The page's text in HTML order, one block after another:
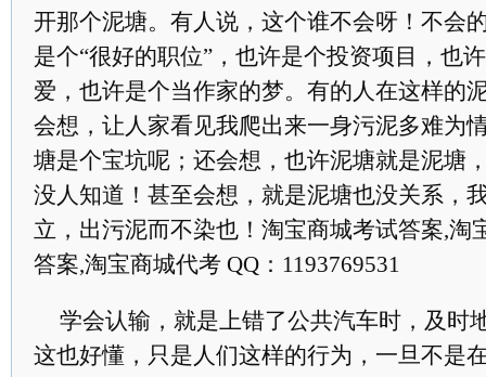
开那个泥塘。有人说，这个谁不会呀！不会
是个“很好的职位”，也许是个投资项目，也
爱，也许是个当作家的梦。有的人在这样的
会想，让人家看见我爬出来一身污泥多难为
塘是个宝坑呢；还会想，也许泥塘就是泥塘
没人知道！甚至会想，就是泥塘也没关系，
立，出污泥而不染也！淘宝商城考试答案,淘
答案,淘宝商城代考 QQ：1193769531
学会认输，就是上错了公共汽车时，及时
这也好懂，只是人们这样的行为，一旦不是